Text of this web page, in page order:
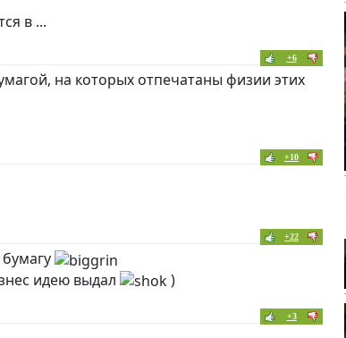
в ...
+6
на которых отпечатаны физии этих
+10
+22
идею выдал
)
+3